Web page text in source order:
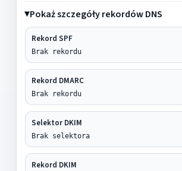
Pokaż szczegóły rekordów DNS
Rekord SPF
Brak rekordu
Rekord DMARC
Brak rekordu
Selektor DKIM
Brak selektora
Rekord DKIM